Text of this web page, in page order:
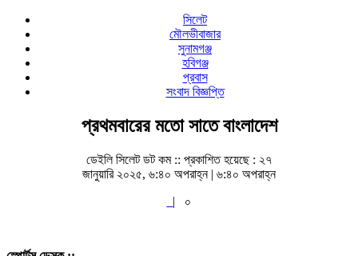
সিলেট
মৌলভীবাজার
সুনামগঞ্জ
হবিগঞ্জ
প্রবাস
সংবাদ বিজ্ঞপ্তি
প্রথমবারের মতো সাতে বাংলাদেশ
ডেইলি সিলেট ডট কম :: প্রকাশিত হয়েছে : ২৭
জানুয়ারি ২০২৫, ৬:৪০ অপরাহ্ন | ৬:৪০ অপরাহ্ন
|
০